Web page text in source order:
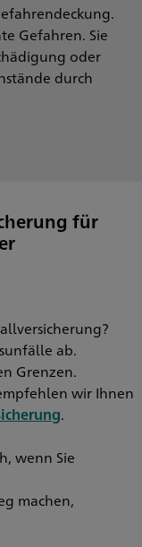
Gefahren. Sie
oder
durch
für
ab.
Grenzen.
wir Ihnen
.
wenn Sie
machen,